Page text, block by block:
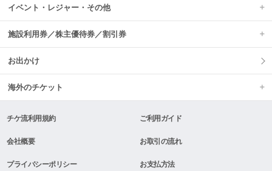
イベント・レジャー・その他
施設利用券／株主優待券／割引券
お出かけ
海外のチケット
チケ流利用規約 ご利用ガイド
会社概要 お取引の流れ
プライバシーポリシー お支払方法